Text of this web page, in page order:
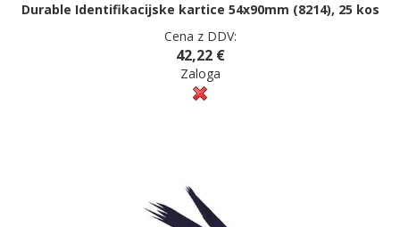
Durable Identifikacijske kartice 54x90mm (8214), 25 kos
Cena z DDV:
42,22 €
Zaloga